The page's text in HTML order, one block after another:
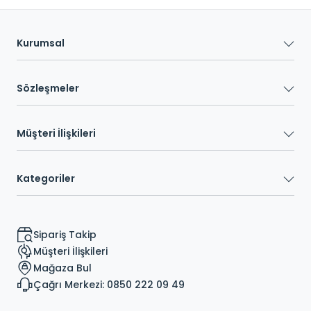
Kurumsal
Sözleşmeler
Müşteri İlişkileri
Kategoriler
Sipariş Takip
Müşteri İlişkileri
Mağaza Bul
Çağrı Merkezi: 0850 222 09 49